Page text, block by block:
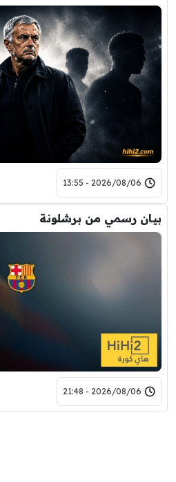
2026/08/06 - 13:55
بيان رسمي من برشلونة
2026/08/06 - 21:48